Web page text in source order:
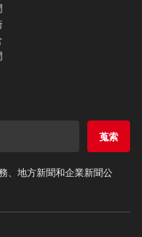
蒐索
、地方新聞和企業新聞公